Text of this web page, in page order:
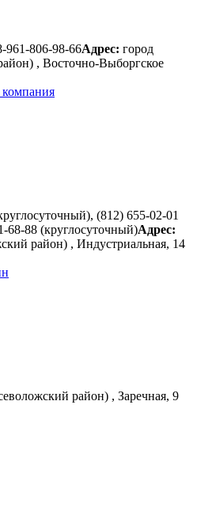
961-806-98-66Адрес: город
, Восточно-Выборгское
(812) 655-02-01
68-88 (круглосуточный)Адрес:
район) , Индустриальная, 14
район) , Заречная, 9